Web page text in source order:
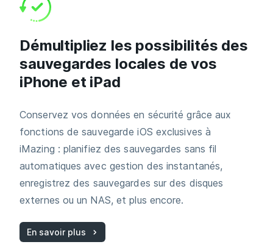
Démultipliez les possibilités des
sauvegardes locales de vos
iPhone et iPad
Conservez vos données en sécurité grâce aux
fonctions de sauvegarde iOS exclusives à
iMazing : planifiez des sauvegardes sans fil
automatiques avec gestion des instantanés,
enregistrez des sauvegardes sur des disques
externes ou un NAS, et plus encore.
En savoir plus